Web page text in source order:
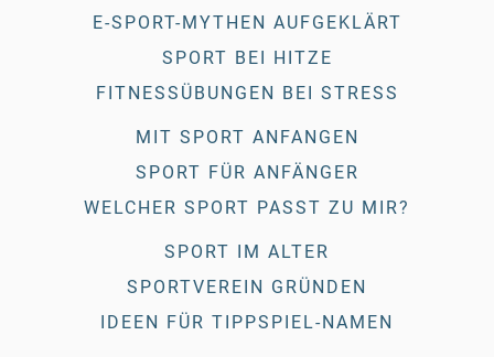
E-SPORT-MYTHEN AUFGEKLÄRT
SPORT BEI HITZE
FITNESSÜBUNGEN BEI STRESS
MIT SPORT ANFANGEN
SPORT FÜR ANFÄNGER
WELCHER SPORT PASST ZU MIR?
SPORT IM ALTER
SPORTVEREIN GRÜNDEN
IDEEN FÜR TIPPSPIEL-NAMEN